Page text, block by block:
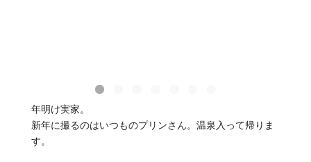
年明け実家。
新年に撮るのはいつものプリンさん。温泉入って帰りま
す。